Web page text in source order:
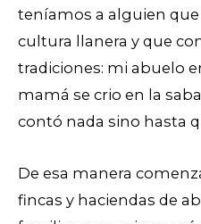
teníamos a alguien
cultura llanera y que
tradiciones: mi abuelo
mamá se crio en la
contó nada sino hasta
De esa manera
fincas y haciendas de